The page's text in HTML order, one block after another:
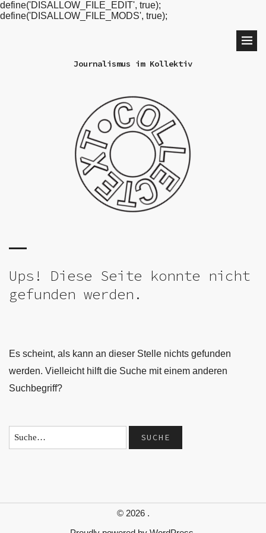
define('DISALLOW_FILE_EDIT', true);
define('DISALLOW_FILE_MODS', true);
Journalismus im Kollektiv
Ups! Diese Seite konnte nicht
gefunden werden.
Es scheint, als kann an dieser Stelle nichts gefunden
werden. Vielleicht hilft die Suche mit einem anderen
Suchbegriff?
© 2026 .